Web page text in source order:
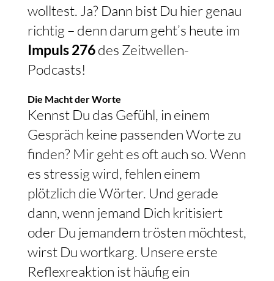
wolltest. Ja? Dann bist Du hier genau
richtig – denn darum geht’s heute im
Impuls 276des Zeitwellen-
Podcasts!
Die Macht der Worte
Kennst Du das Gefühl, in einem
Gespräch keine passenden Worte zu
finden? Mir geht es oft auch so. Wenn
es stressig wird, fehlen einem
plötzlich die Wörter. Und gerade
dann, wenn jemand Dich kritisiert
oder Du jemandem trösten möchtest,
wirst Du wortkarg. Unsere erste
Reflexreaktion ist häufig ein